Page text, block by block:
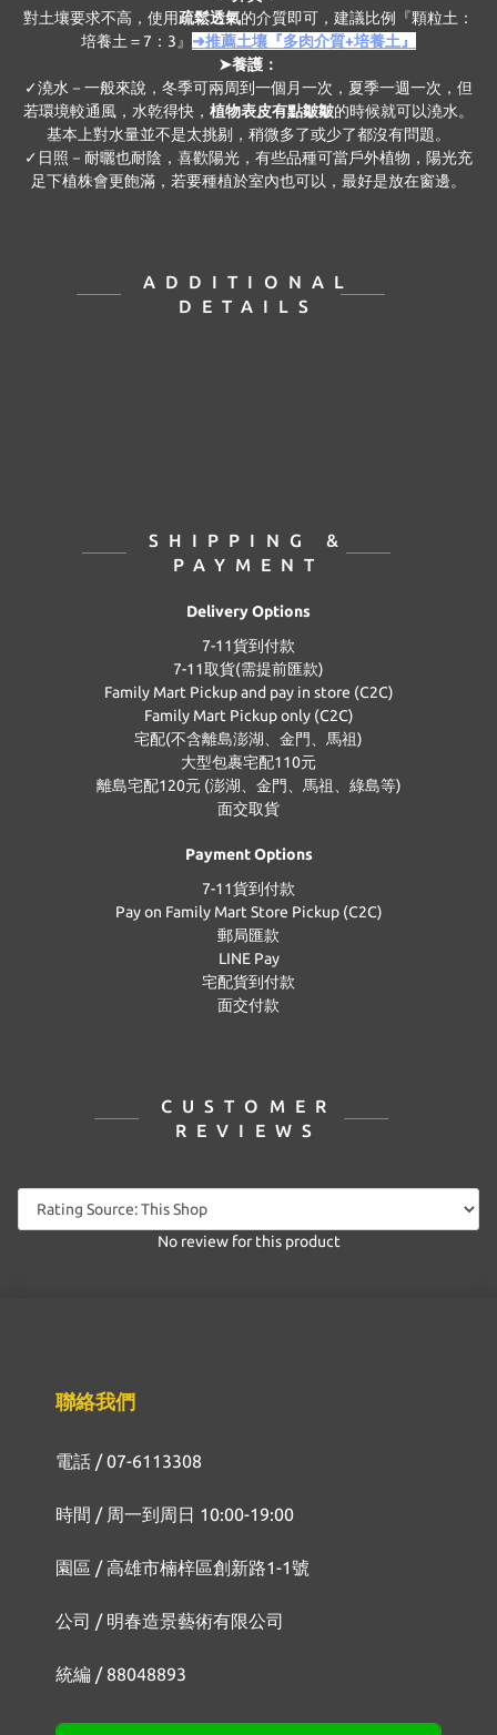
對土壤要求不高，使用疏鬆透氣的介質即可，建議比例『顆粒土：
培養土＝7：3』 ➜推薦土壤『多肉介質+培養土』
➤養護：
✓澆水－一般來說，冬季可兩周到一個月一次，夏季一週一次，但
若環境較通風，水乾得快， 植物表皮有點皺皺的時候就可以澆水。
基本上對水量並不是太挑剔，稍微多了或少了都沒有問題。
✓日照－耐曬也耐陰，喜歡陽光，有些品種可當戶外植物，陽光充
足下植株會更飽滿，若要種植於室內也可以，最好是放在窗邊。
ADDITIONAL
DETAILS
SHIPPING &
PAYMENT
Delivery Options
7-11貨到付款
7-11取貨(需提前匯款)
Family Mart Pickup and pay in store (C2C)
Family Mart Pickup only (C2C)
宅配(不含離島澎湖、金門、馬祖)
大型包裹宅配110元
離島宅配120元 (澎湖、金門、馬祖、綠島等)
面交取貨
Payment Options
7-11貨到付款
Pay on Family Mart Store Pickup (C2C)
郵局匯款
LINE Pay
宅配貨到付款
面交付款
CUSTOMER
REVIEWS
No review for this product
聯絡我們
電話 / 07-6113308
時間 / 周一到周日 10:00-19:00
園區 / 高雄市楠梓區創新路1-1號
公司 / 明春造景藝術有限公司
統編 / 88048893